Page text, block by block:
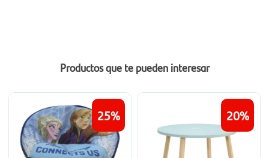
Productos que te pueden interesar
25 20